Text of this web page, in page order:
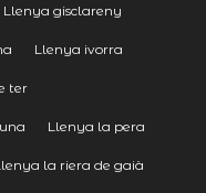
Llenya gisclareny
Llenya ivorra
ter
Llenya la pera
la riera de gaià